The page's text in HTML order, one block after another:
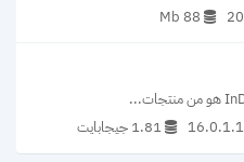
88 Mb
1.81 جيجابايت